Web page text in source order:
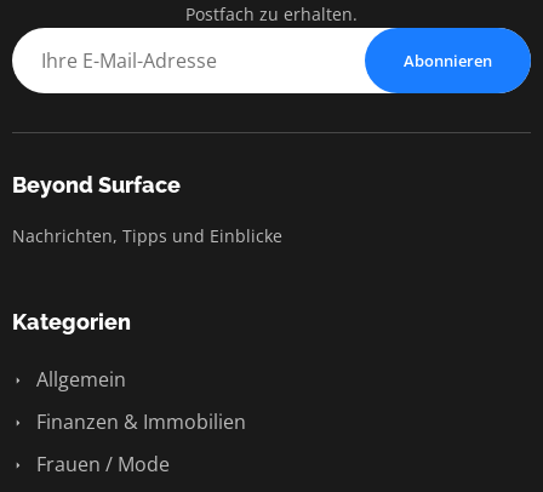
Postfach zu erhalten.
Abonnieren
Beyond Surface
Nachrichten, Tipps und Einblicke
Kategorien
Allgemein
Finanzen & Immobilien
Frauen / Mode